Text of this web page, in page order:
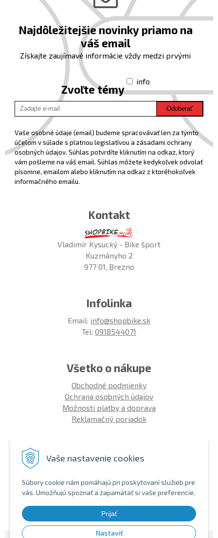
Vaše nastavenie cookies
Súbory cookie nám pomáhajú pri poskytovaní služieb pre
vás. Umožňujú spoznať a zapamätať si vaše preferencie.
Prijať
Nastaviť
Najdôležitejšie novinky priamo na
váš email
Získajte zaujímavé informácie vždy medzi prvými
Zvoľte témy
info
Odoberať
Vaše osobné údaje (email) budeme spracovávať len za týmto
účelom v súlade s platnou legislatívou a zásadami ochrany
osobných údajov. Súhlas potvrdíte kliknutím na odkaz, ktorý
vám pošleme na váš email. Súhlas môžete kedykoľvek odvolať
písomne, emailom alebo kliknutím na odkaz z ktoréhokoľvek
informačného emailu.
Kontakt
Vladimír Kysucký - Bike šport
Kuzmányho 2
977 01, Brezno
Infolinka
Email: info@shopbike.sk
Tel: 0918544071
Všetko o nákupe
Obchodné podmienky
Ochrana osobných údajov
Možnosti platby a doprava
Reklamačný poriadok
Aký bicykel kúpiť 26' | 27,5' | 29'
Nákup na splátky
Bezhotovostná platba